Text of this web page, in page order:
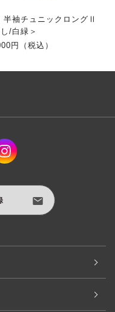
半袖チュニックロングⅡ
/白緑＞
円（税込）